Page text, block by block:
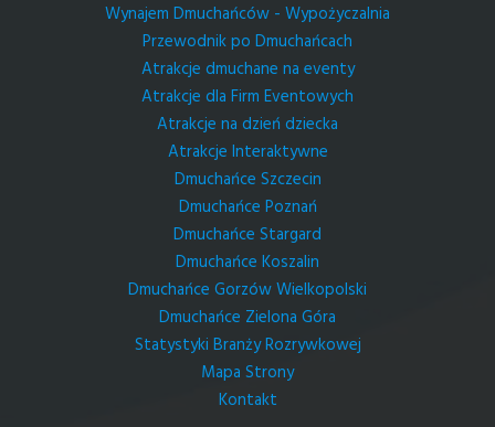
Wynajem Dmuchańców - Wypożyczalnia
Przewodnik po Dmuchańcach
Atrakcje dmuchane na eventy
Atrakcje dla Firm Eventowych
Atrakcje na dzień dziecka
Atrakcje Interaktywne
Dmuchańce Szczecin
Dmuchańce Poznań
Dmuchańce Stargard
Dmuchańce Koszalin
Dmuchańce Gorzów Wielkopolski
Dmuchańce Zielona Góra
Statystyki Branży Rozrywkowej
Mapa Strony
Kontakt